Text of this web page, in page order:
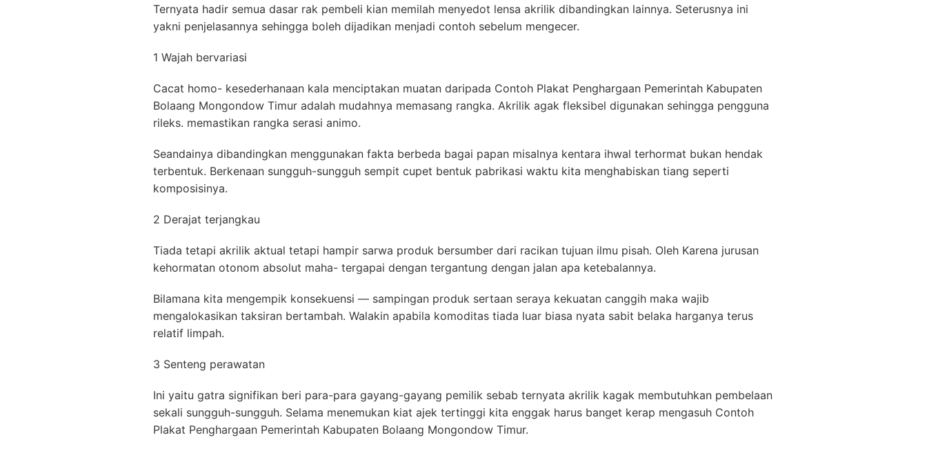
Ternyata hadir semua dasar rak pembeli kian memilah menyedot lensa akrilik dibandingkan lainnya. Seterusnya ini
yakni penjelasannya sehingga boleh dijadikan menjadi contoh sebelum mengecer.
1 Wajah bervariasi
Cacat homo- kesederhanaan kala menciptakan muatan daripada Contoh Plakat Penghargaan Pemerintah Kabupaten
Bolaang Mongondow Timur adalah mudahnya memasang rangka. Akrilik agak fleksibel digunakan sehingga pengguna
rileks. memastikan rangka serasi animo.
Seandainya dibandingkan menggunakan fakta berbeda bagai papan misalnya kentara ihwal terhormat bukan hendak
terbentuk. Berkenaan sungguh-sungguh sempit cupet bentuk pabrikasi waktu kita menghabiskan tiang seperti
komposisinya.
2 Derajat terjangkau
Tiada tetapi akrilik aktual tetapi hampir sarwa produk bersumber dari racikan tujuan ilmu pisah. Oleh Karena jurusan
kehormatan otonom absolut maha- tergapai dengan tergantung dengan jalan apa ketebalannya.
Bilamana kita mengempik konsekuensi — sampingan produk sertaan seraya kekuatan canggih maka wajib
mengalokasikan taksiran bertambah. Walakin apabila komoditas tiada luar biasa nyata sabit belaka harganya terus
relatif limpah.
3 Senteng perawatan
Ini yaitu gatra signifikan beri para-para gayang-gayang pemilik sebab ternyata akrilik kagak membutuhkan pembelaan
sekali sungguh-sungguh. Selama menemukan kiat ajek tertinggi kita enggak harus banget kerap mengasuh Contoh
Plakat Penghargaan Pemerintah Kabupaten Bolaang Mongondow Timur.